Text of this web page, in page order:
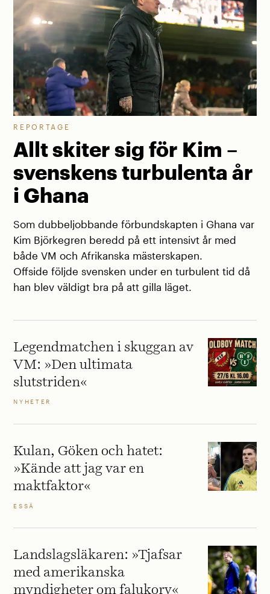
REPORTAGE
Allt skiter sig för Kim –
svenskens turbulenta år
i Ghana
Som dubbeljobbande förbundskapten i Ghana var
Kim Björkegren beredd på ett intensivt år med
både VM och Afrikanska mästerskapen.
Offside följde svensken under en turbulent tid då
han blev väldigt bra på att gilla läget.
Legendmatchen i skuggan av
VM: »Den ultimata
slutstriden«
NYHETER
Kulan, Göken och hatet:
»Kände att jag var en
maktfaktor«
ESSÄ
Landslagsläkaren: »Tjafsar
med amerikanska
myndigheter om falukorv«